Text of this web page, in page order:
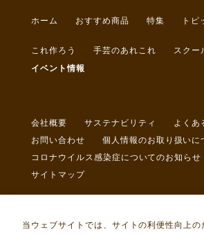
当ウェブサイトでは、サイトの利便性向上の
ホーム おすすめ商品 特集 トピ
これ作ろう 手芸のあれこれ
スクー
イベント情報
会社概要 サステナビリティ
よくあ
お問い合わせ
個人情報のお取り扱いに
コロナウイルス感染症についてのお知らせ
サイトマップ